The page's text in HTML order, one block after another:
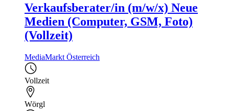
Verkaufsberater/in (m/w/x) Neue
Medien (Computer, GSM, Foto)
(Vollzeit)
MediaMarkt Österreich
Vollzeit
Wörgl